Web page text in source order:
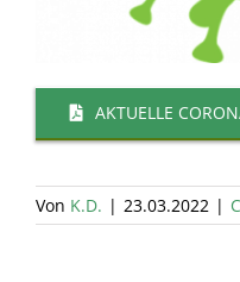
AKTUELLE
Von K.D. | 23.03.2022 |